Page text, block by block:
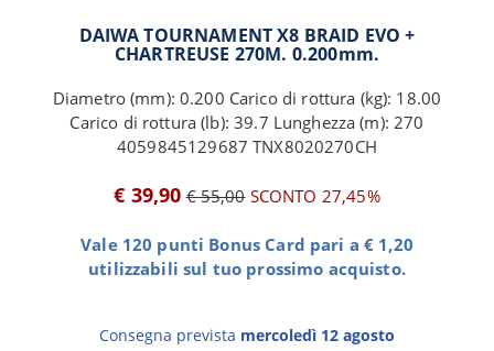
DAIWA TOURNAMENT X8 BRAID EVO +
CHARTREUSE 270M. 0.200mm.
Diametro (mm): 0.200 Carico di rottura (kg): 18.00
Carico di rottura (lb): 39.7 Lunghezza (m): 270
4059845129687 TNX8020270CH
€ 39,90 € 55,00SCONTO 27,45%
Vale 120 punti Bonus Card pari a € 1,20
utilizzabili sul tuo prossimo acquisto.
Consegna prevista mercoledì 12 agosto